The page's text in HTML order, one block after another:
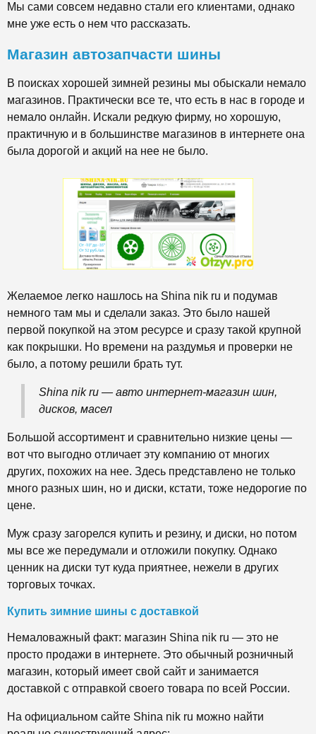
Мы сами совсем недавно стали его клиентами, однако
мне уже есть о нем что рассказать.
Магазин автозапчасти шины
В поисках хорошей зимней резины мы обыскали немало
магазинов. Практически все те, что есть в нас в городе и
немало онлайн. Искали редкую фирму, но хорошую,
практичную и в большинстве магазинов в интернете она
была дорогой и акций на нее не было.
Желаемое легко нашлось на Shina nik ru и подумав
немного там мы и сделали заказ. Это было нашей
первой покупкой на этом ресурсе и сразу такой крупной
как покрышки. Но времени на раздумья и проверки не
было, а потому решили брать тут.
Shina nik ru — авто интернет-магазин шин,
дисков, масел
Большой ассортимент и сравнительно низкие цены —
вот что выгодно отличает эту компанию от многих
других, похожих на нее. Здесь представлено не только
много разных шин, но и диски, кстати, тоже недорогие по
цене.
Муж сразу загорелся купить и резину, и диски, но потом
мы все же передумали и отложили покупку. Однако
ценник на диски тут куда приятнее, нежели в других
торговых точках.
Купить зимние шины с доставкой
Немаловажный факт: магазин Shina nik ru — это не
просто продажи в интернете. Это обычный розничный
магазин, который имеет свой сайт и занимается
доставкой с отправкой своего товара по всей России.
На официальном сайте Shina nik ru можно найти